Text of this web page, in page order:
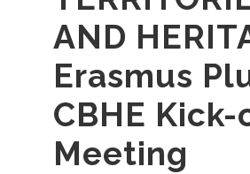
AND
Erasmus
CBHE
Meeting